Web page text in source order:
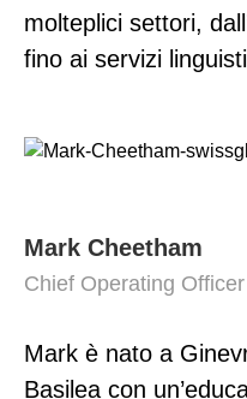
molteplici settori,
fino ai servizi
Mark Cheetham
Chief Operating Officer
Mark è nato a
Basilea con